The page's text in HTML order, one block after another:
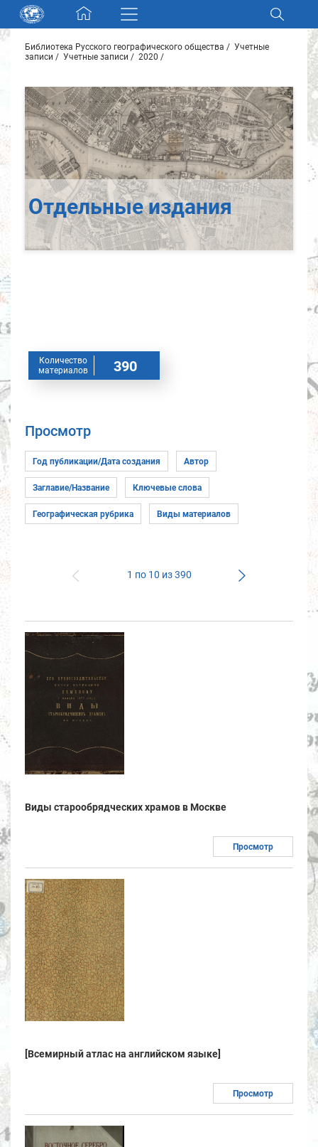
Skip navigation
Разделы и коллекции
Электронный каталог
Новости
О нас
Контакты
Найти
Библиотека Русского географического общества
Учетные
записи
Учетные записи 2020
Отдельные издания
Количество
материалов
390
Просмотр
1 по 10 из 390
Виды старообрядческих храмов в Москве
Просмотр
[Всемирный атлас на английском языке]
Просмотр